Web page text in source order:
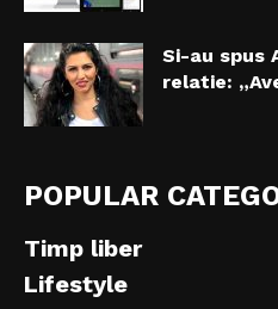
Si-au spus
relatie:
POPULAR
Timp liber
Lifestyle